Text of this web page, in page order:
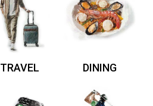
TRAVEL DINING